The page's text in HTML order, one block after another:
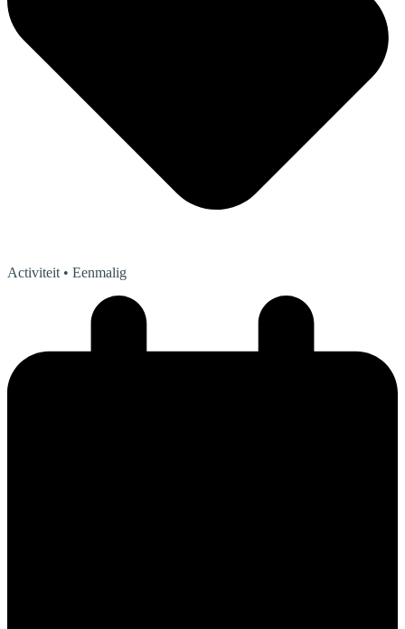
Activiteit • Eenmalig